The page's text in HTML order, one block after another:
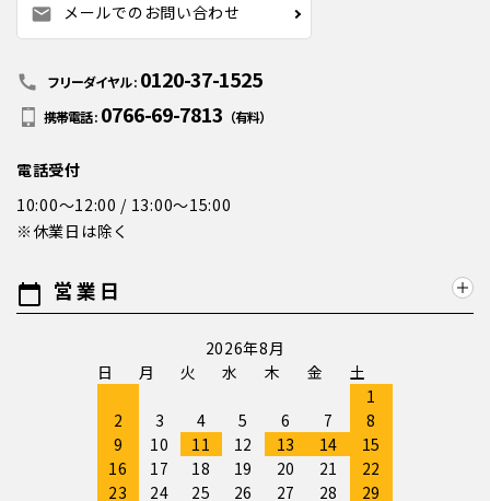
mail メールでのお問い合わせ
call フリーダイヤル : 0120-37-1525
携帯電話 : 0766-69-7813 （有料）
電話受付
10:00～12:00 / 13:00～15:00
※休業日は除く
calendar_today 営業日
2026年8月
日
月 火 水 木 金
土
1
2
3 4 5 6 7
8
9
10 11 12 13 14
15
16
17 18 19 20 21
22
23
24 25 26 27 28
29